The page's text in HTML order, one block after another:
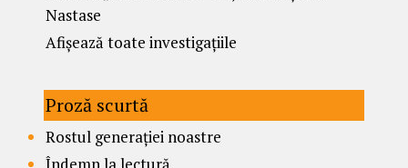
Nastase
Afișează toate investigațiile
Proză scurtă
Rostul generației noastre